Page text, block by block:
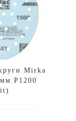
Mirka
P1200